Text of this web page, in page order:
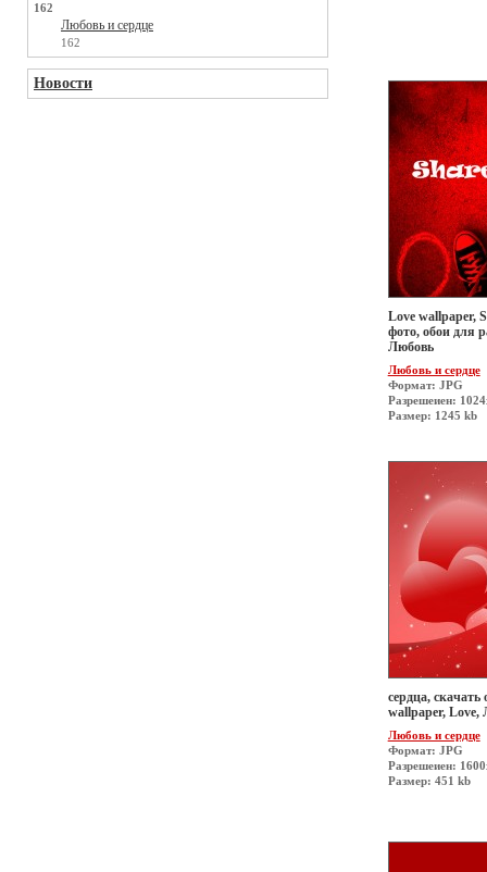
162
Любовь и сердце
162
Новости
Love wallpaper,
фото, обои для
Любовь
Любовь и сердце
Формат: JPG
Разрешеиен:
Размер: 1245 kb
сердца, скачать
wallpaper, Love,
Любовь и сердце
Формат: JPG
Разрешеиен:
Размер: 451 kb